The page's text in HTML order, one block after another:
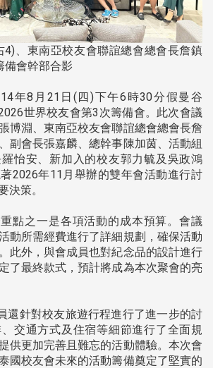
、東南亞校友會聯誼總會總會長詹鎮
備會幹部合影
年8月21日(四)下午6時30分假曼谷
世界校友會第3次籌備會。此次會議
博淵、東南亞校友會聯誼總會總會長詹
副會長張嘉麟、總幹事陳加茵、活動組
怡安、新加入的校友郭力毓及吳政鴻
2026年11月舉辦的雙年會活動進行討
決策。
點之一是各項活動的成本預算。會議
動所需經費進行了詳細規劃，確保活動
此外，與會成員也對紀念品的設計進行
了最終款式，預計將成為本次聚會的亮
還針對校友旅遊行程進行了進一步的討
交通方式及住宿等細節進行了全面規
供更加完善且難忘的活動體驗。本次會
國校友會未來的活動籌備奠定了堅實的